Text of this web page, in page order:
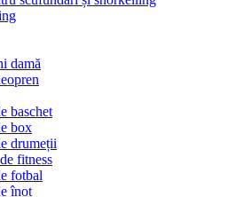
damă
baschet
box
drumeții
fitness
fotbal
înot